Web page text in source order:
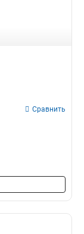
Сравнить